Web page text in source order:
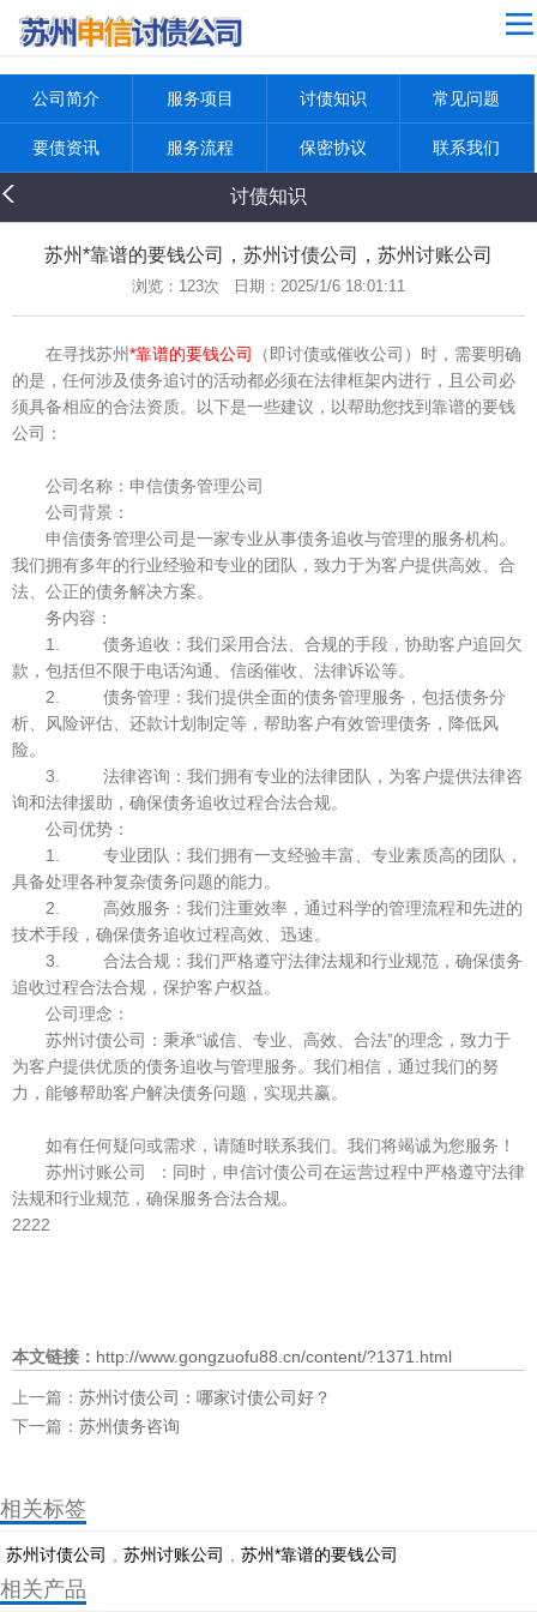
网站导航
服务项目
讨债知识
要债资讯
联系我们
返回首页
公司简介 服务项目 讨债知识 常见问题
要债资讯 服务流程 保密协议 联系我们
讨债知识
苏州*靠谱的要钱公司，苏州讨债公司，苏州讨账公司
浏览： 123次 日期：2025/1/6 18:01:11
在寻找苏州*靠谱的要钱公司
（即讨债或催收公司）时，需要明确
的是，任何涉及债务追讨的活动都必须在法律框架内进行，且公司必
须具备相应的合法资质。以下是一些建议，以帮助您找到靠谱的要钱
公司：
公司名称：申信债务管理公司
公司背景：
申信债务管理公司是一家专业从事债务追收与管理的服务机构。
我们拥有多年的行业经验和专业的团队，致力于为客户提供高效、合
法、公正的债务解决方案。
务内容：
1. 债务追收：我们采用合法、合规的手段，协助客户追回欠
款，包括但不限于电话沟通、信函催收、法律诉讼等。
2. 债务管理：我们提供全面的债务管理服务，包括债务分
析、风险评估、还款计划制定等，帮助客户有效管理债务，降低风
险。
3. 法律咨询：我们拥有专业的法律团队，为客户提供法律咨
询和法律援助，确保债务追收过程合法合规。
公司优势：
1. 专业团队：我们拥有一支经验丰富、专业素质高的团队，
具备处理各种复杂债务问题的能力。
2. 高效服务：我们注重效率，通过科学的管理流程和先进的
技术手段，确保债务追收过程高效、迅速。
3. 合法合规：我们严格遵守法律法规和行业规范，确保债务
追收过程合法合规，保护客户权益。
公司理念：
苏州讨债公司：秉承“诚信、专业、高效、合法”的理念，致力于
为客户提供优质的债务追收与管理服务。我们相信，通过我们的努
力，能够帮助客户解决债务问题，实现共赢。
如有任何疑问或需求，请随时联系我们。我们将竭诚为您服务！
苏州讨账公司 ：同时，申信讨债公司在运营过程中严格遵守法律
法规和行业规范，确保服务合法合规。
2222
本文链接： http://www.gongzuofu88.cn/content/?1371.html
上一篇： 苏州讨债公司：哪家讨债公司好？
下一篇： 苏州债务咨询
相关标签
苏州讨债公司 苏州讨账公司 苏州*靠谱的要钱公司
相关产品